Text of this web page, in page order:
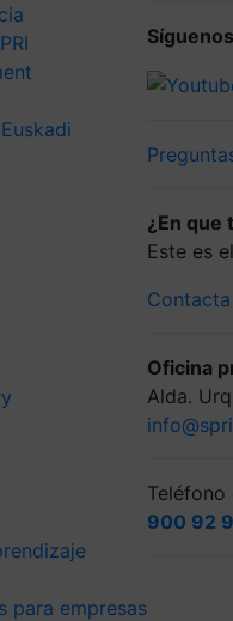
para empresas
¿En que
Este es
Oficina
Alda.
Teléfono
900 92